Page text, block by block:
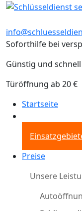
Soforthilfe bei
Günstig und
Türöffnung ab 20 €
Startseite
Preise
Unsere